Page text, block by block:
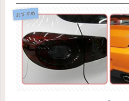
おすすめ